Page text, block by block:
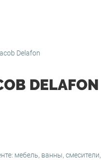
Delafon
DELAFON
мебель, ванны,